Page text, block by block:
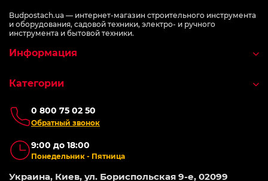
Budpostach.ua — интернет-магазин строительного инструмента
и оборудования, садовой техники, электро- и ручного
инструмента и бытовой техники.
0 800 75 02 50
Обратный звонок
9:00 до 18:00
Понедельник - Пятница
Украина, Киев, ул. Бориспольская 9-е, 02099
Информация
Категории